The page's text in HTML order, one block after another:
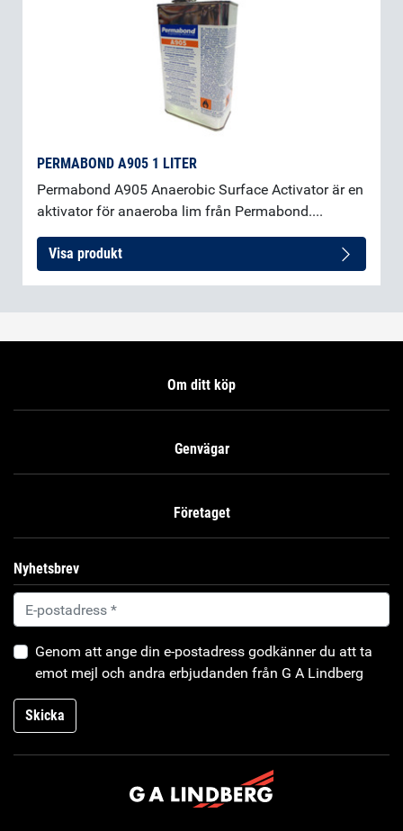
PERMABOND A905 1 LITER
Permabond A905 Anaerobic Surface Activator är en
aktivator för anaeroba lim från Permabond....
Visa produkt
Om ditt köp
Genvägar
Företaget
Nyhetsbrev
Genom att ange din e-postadress godkänner du att ta
emot mejl och andra erbjudanden från G A Lindberg
Skicka